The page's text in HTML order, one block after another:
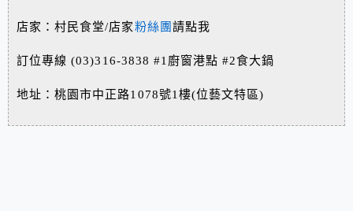
店家：村民食堂/店家粉絲團 請點我
訂位專線 (03)316-3838 #1廚窗港點 #2食大鍋
地址：桃園市中正路1078號1樓(位藝文特區)